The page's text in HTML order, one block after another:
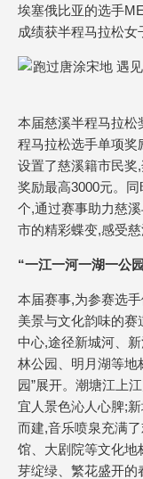
埃塞俄比亚的选手
成绩获半程马拉松女
本届慈溪半程马拉松
程马拉松选手单项奖
设置了慈溪籍市民奖
奖励最高3000元。
个,通过赛事助力慈
市的精彩蝶变,感受
“一江一河一湖一公
本届赛事,为参赛选
美景与文化韵味的
中心,途径新城河、
林公园、明月湖等地
园”展开。潮塘江上
宜人景色沁人心脾;
而建,音乐喷泉充满
馆、大剧院等文化地
芽绽绿、繁花盛开的